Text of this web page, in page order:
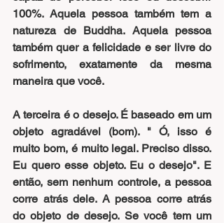
100%. Aquela pessoa também tem a
natureza de Buddha. Aquela pessoa
também quer a felicidade e ser livre do
sofrimento, exatamente da mesma
maneira que você.
A terceira é o desejo. É baseado em um
objeto agradável (bom). " Ó, isso é
muito bom, é muito legal. Preciso disso.
Eu quero esse objeto. Eu o desejo". E
então, sem nenhum controle, a pessoa
corre atrás dele. A pessoa corre atrás
do objeto de desejo. Se você tem um